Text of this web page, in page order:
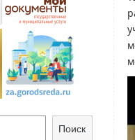
Поиск